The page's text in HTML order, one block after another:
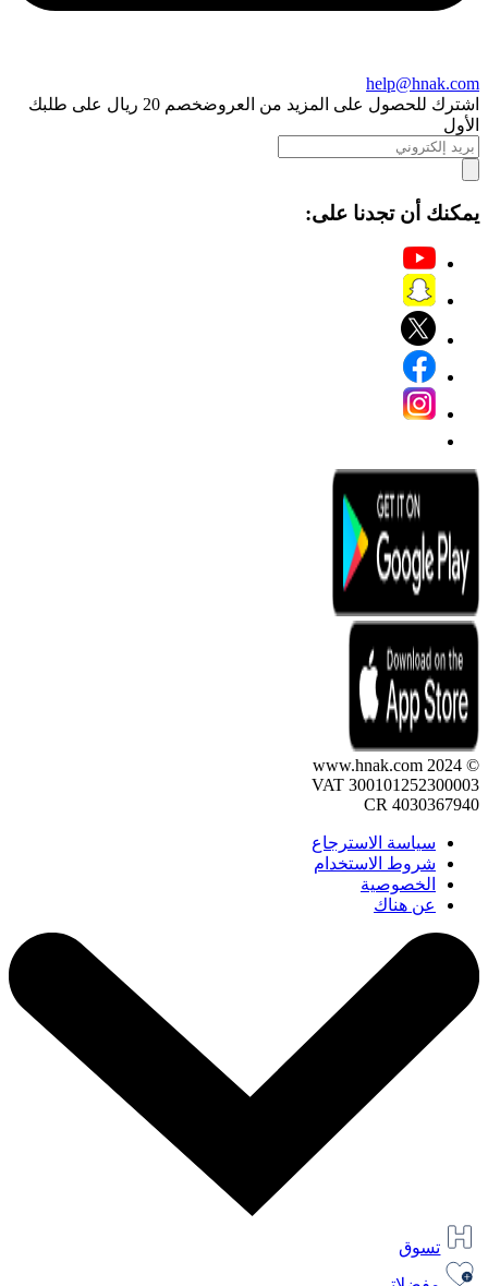
help@hnak.com
اشترك للحصول على المزيد من العروض
خصم 20 ريال على طلبك
الأول
يمكنك أن تجدنا على:
© 2024 www.hnak.com
VAT 300101252300003
CR 4030367940
سياسة الاسترجاع
شروط الاستخدام
الخصوصية
عن هناك
تسوق